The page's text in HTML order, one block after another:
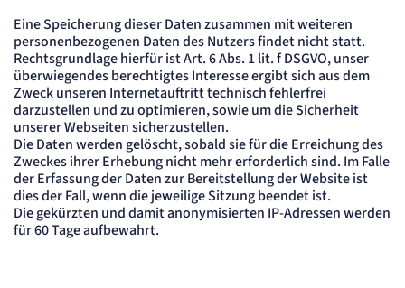
Eine Speicherung dieser Daten zusammen mit weiteren
personenbezogenen Daten des Nutzers findet nicht statt.
Rechtsgrundlage hierfür ist Art. 6 Abs. 1 lit. f DSGVO, unser
überwiegendes berechtigtes Interesse ergibt sich aus dem
Zweck unseren Internetauftritt technisch fehlerfrei
darzustellen und zu optimieren, sowie um die Sicherheit
unserer Webseiten sicherzustellen.
Die Daten werden gelöscht, sobald sie für die Erreichung des
Zweckes ihrer Erhebung nicht mehr erforderlich sind. Im Falle
der Erfassung der Daten zur Bereitstellung der Website ist
dies der Fall, wenn die jeweilige Sitzung beendet ist.
Die gekürzten und damit anonymisierten IP-Adressen werden
für 60 Tage aufbewahrt.